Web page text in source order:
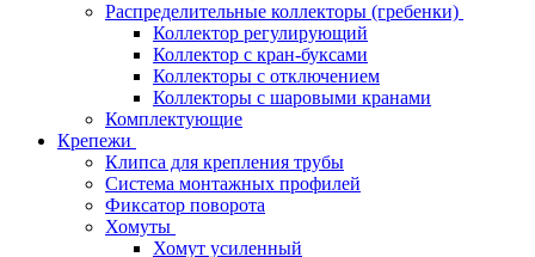
Распределительные коллекторы (гребенки)
Коллектор регулирующий
Коллектор с кран-буксами
Коллекторы с отключением
Коллекторы с шаровыми кранами
Комплектующие
Крепежи
Клипса для крепления трубы
Система монтажных профилей
Фиксатор поворота
Хомуты
Хомут усиленный